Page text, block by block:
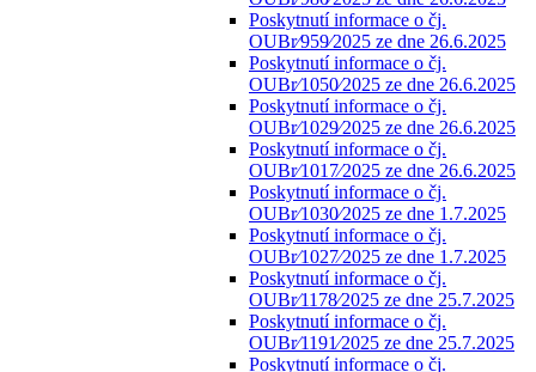
Poskytnutí informace o čj.
OUBr⁄959⁄2025 ze dne 26.6.2025
Poskytnutí informace o čj.
OUBr⁄1050⁄2025 ze dne 26.6.2025
Poskytnutí informace o čj.
OUBr⁄1029⁄2025 ze dne 26.6.2025
Poskytnutí informace o čj.
OUBr⁄1017⁄2025 ze dne 26.6.2025
Poskytnutí informace o čj.
OUBr⁄1030⁄2025 ze dne 1.7.2025
Poskytnutí informace o čj.
OUBr⁄1027⁄2025 ze dne 1.7.2025
Poskytnutí informace o čj.
OUBr⁄1178⁄2025 ze dne 25.7.2025
Poskytnutí informace o čj.
OUBr⁄1191⁄2025 ze dne 25.7.2025
Poskytnutí informace o čj.